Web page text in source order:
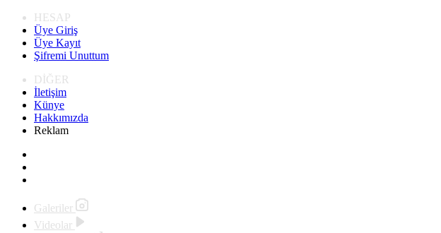
HESAP
Üye Giriş
Üye Kayıt
Şifremi Unuttum
DİĞER
İletişim
Künye
Hakkımızda
Reklam
Galeriler
Videolar